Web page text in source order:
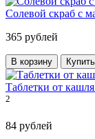
Солевой скраб с
365 рублей
В корзину
Таблетки от
2
84 рублей